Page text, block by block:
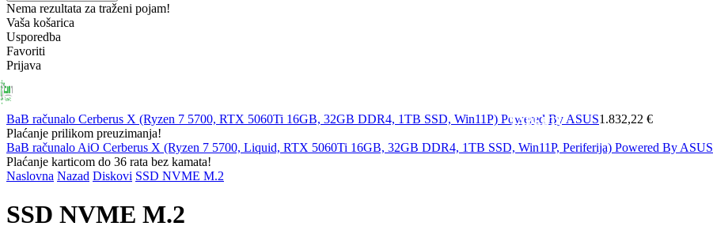
Nema rezultata za traženi pojam!
Vaša košarica
Usporedba
Favoriti
Prijava
TABLETI
BaB računalo Cerberus X (Ryzen 7 5700, RTX 5060Ti 16GB, 32GB DDR4, 1TB SSD, Win11P) Powered By ASUS1.832,22 €
Plaćanje prilikom preuzimanja!
BaB računalo AiO Cerberus X (Ryzen 7 5700, Liquid, RTX 5060Ti 16GB, 32GB DDR4, 1TB SSD, Win11P, Periferija) Powered By ASUS
Plaćanje karticom do 36 rata bez kamata!
Naslovna Nazad Diskovi SSD NVME M.2
SSD NVME M.2